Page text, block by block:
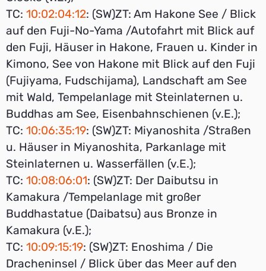
TC: 10:02:04:12: (SW)ZT: Am Hakone See / Blick
auf den Fuji-No-Yama /Autofahrt mit Blick auf
den Fuji, Häuser in Hakone, Frauen u. Kinder in
Kimono, See von Hakone mit Blick auf den Fuji
(Fujiyama, Fudschijama), Landschaft am See
mit Wald, Tempelanlage mit Steinlaternen u.
Buddhas am See, Eisenbahnschienen (v.E.);
TC: 10:06:35:19: (SW)ZT: Miyanoshita /Straßen
u. Häuser in Miyanoshita, Parkanlage mit
Steinlaternen u. Wasserfällen (v.E.);
TC: 10:08:06:01: (SW)ZT: Der Daibutsu in
Kamakura /Tempelanlage mit großer
Buddhastatue (Daibatsu) aus Bronze in
Kamakura (v.E.);
TC: 10:09:15:19: (SW)ZT: Enoshima / Die
Dracheninsel / Blick über das Meer auf den